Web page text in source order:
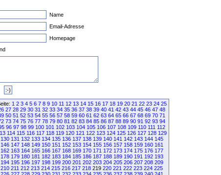
Name
Email-Adresse
Homepage
1 2 3 4 5 6 7 8 9 10 11 12 13 14 15 16 17 18 19 20 21 22 23 24 25
27 28 29 30 31 32 33 34 35 36 37 38 39 40 41 42 43 44 45 46 47 48
50 51 52 53 54 55 56 57 58 59 60 61 62 63 64 65 66 67 68 69 70 71
73 74 75 76 77 78 79 80 81 82 83 84 85 86 87 88 89 90 91 92 93 94
96 97 98 99 100 101 102 103 104 105 106 107 108 109 110 111 112
114 115 116 117 118 119 120 121 122 123 124 125 126 127 128 129
130 131 132 133 134 135 136 137 138 139 140 141 142 143 144 145
146 147 148 149 150 151 152 153 154 155 156 157 158 159 160 161
162 163 164 165 166 167 168 169 170 171 172 173 174 175 176 177
178 179 180 181 182 183 184 185 186 187 188 189 190 191 192 193
194 195 196 197 198 199 200 201 202 203 204 205 206 207 208 209
210 211 212 213 214 215 216 217 218 219 220 221 222 223 224 225